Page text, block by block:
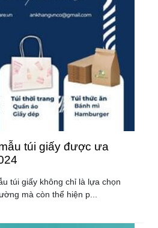
túi giấy được ưa
túi giấy không chỉ là lựa chọn
mà còn thể hiện p...